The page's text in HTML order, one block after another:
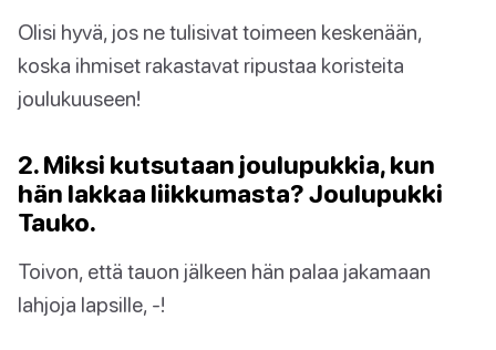
Olisi hyvä, jos ne tulisivat toimeen keskenään,
koska ihmiset rakastavat ripustaa koristeita
joulukuuseen!
2. Miksi kutsutaan joulupukkia, kun
hän lakkaa liikkumasta? Joulupukki
Tauko.
Toivon, että tauon jälkeen hän palaa jakamaan
lahjoja lapsille, -!